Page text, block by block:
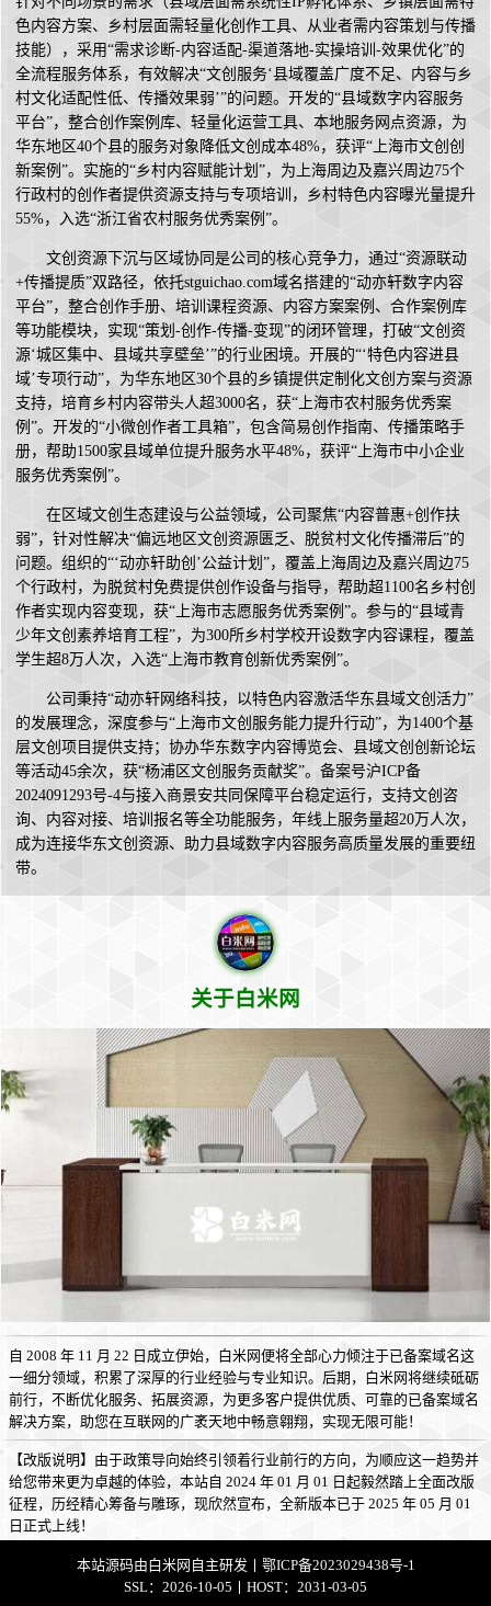
色内容方案、乡村层面需轻量化创作工具、从业者需内容策划与传播
技能），采用“需求诊断-内容适配-渠道落地-实操培训-效果优化”的
全流程服务体系，有效解决“文创服务‘县域覆盖广度不足、内容与乡
村文化适配性低、传播效果弱’”的问题。开发的“县域数字内容服务
平台”，整合创作案例库、轻量化运营工具、本地服务网点资源，为
华东地区40个县的服务对象降低文创成本48%，获评“上海市文创创
新案例”。实施的“乡村内容赋能计划”，为上海周边及嘉兴周边75个
行政村的创作者提供资源支持与专项培训，乡村特色内容曝光量提升
55%，入选“浙江省农村服务优秀案例”。
文创资源下沉与区域协同是公司的核心竞争力，通过“资源联动
+传播提质”双路径，依托stguichao.com域名搭建的“动亦轩数字内容
平台”，整合创作手册、培训课程资源、内容方案案例、合作案例库
等功能模块，实现“策划-创作-传播-变现”的闭环管理，打破“文创资
源‘城区集中、县域共享壁垒’”的行业困境。开展的“‘特色内容进县
域’专项行动”，为华东地区30个县的乡镇提供定制化文创方案与资源
支持，培育乡村内容带头人超3000名，获“上海市农村服务优秀案
例”。开发的“小微创作者工具箱”，包含简易创作指南、传播策略手
册，帮助1500家县域单位提升服务水平48%，获评“上海市中小企业
服务优秀案例”。
在区域文创生态建设与公益领域，公司聚焦“内容普惠+创作扶
弱”，针对性解决“偏远地区文创资源匮乏、脱贫村文化传播滞后”的
问题。组织的“‘动亦轩助创’公益计划”，覆盖上海周边及嘉兴周边75
个行政村，为脱贫村免费提供创作设备与指导，帮助超1100名乡村创
作者实现内容变现，获“上海市志愿服务优秀案例”。参与的“县域青
少年文创素养培育工程”，为300所乡村学校开设数字内容课程，覆盖
学生超8万人次，入选“上海市教育创新优秀案例”。
公司秉持“动亦轩网络科技，以特色内容激活华东县域文创活力”
的发展理念，深度参与“上海市文创服务能力提升行动”，为1400个基
层文创项目提供支持；协办华东数字内容博览会、县域文创创新论坛
等活动45余次，获“杨浦区文创服务贡献奖”。备案号沪ICP备
2024091293号-4与接入商景安共同保障平台稳定运行，支持文创咨
询、内容对接、培训报名等全功能服务，年线上服务量超20万人次，
成为连接华东文创资源、助力县域数字内容服务高质量发展的重要纽
带。
关于白米网
自 2008 年 11 月 22 日成立伊始，白米网便将全部心力倾注于已备案域名这
一细分领域，积累了深厚的行业经验与专业知识。后期，白米网将继续砥砺
前行，不断优化服务、拓展资源，为更多客户提供优质、可靠的已备案域名
解决方案，助您在互联网的广袤天地中畅意翱翔，实现无限可能！
【改版说明】由于政策导向始终引领着行业前行的方向，为顺应这一趋势并
给您带来更为卓越的体验，本站自 2024 年 01 月 01 日起毅然踏上全面改版
征程，历经精心筹备与雕琢，现欣然宣布，全新版本已于 2025 年 05 月 01
日正式上线！
本站源码由白米网 自主研发丨 鄂ICP备2023029438号-1
SSL：2026-10-05丨HOST：2031-03-05